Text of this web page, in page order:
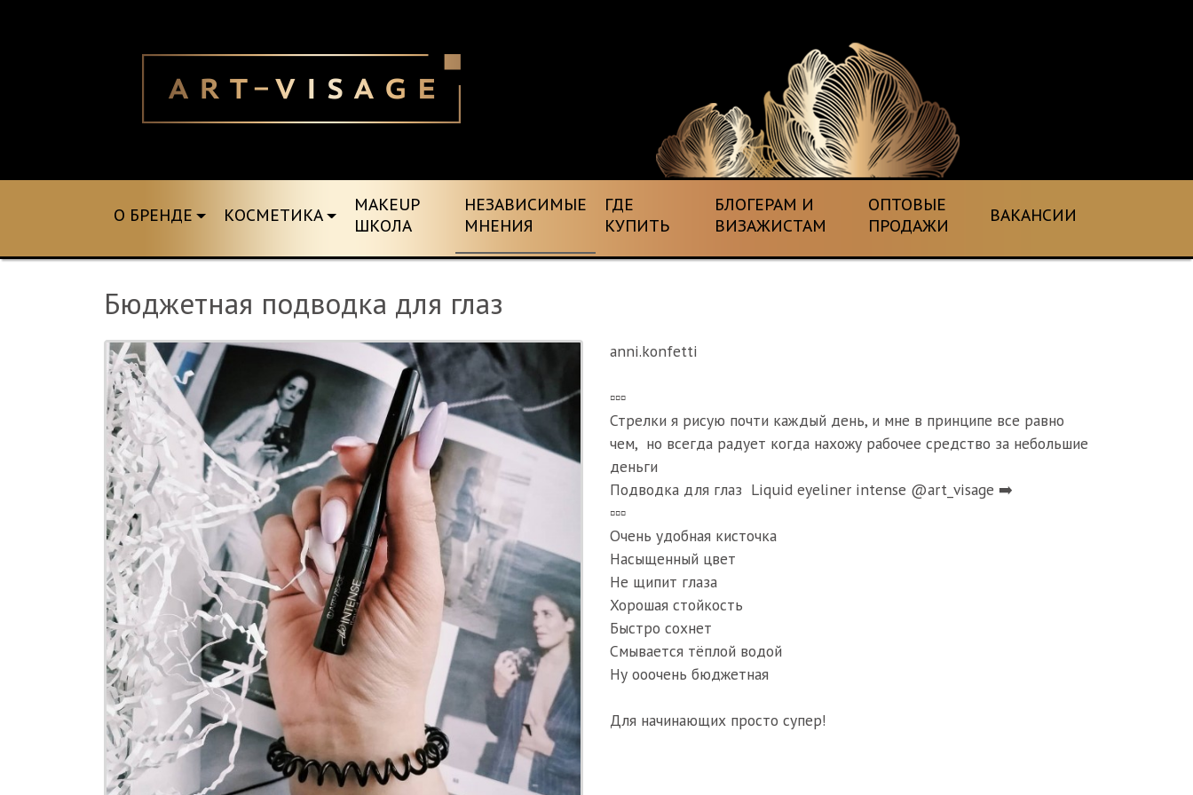
О БРЕНДЕ КОСМЕТИКА
MAKEUP
ШКОЛА
НЕЗАВИСИМЫЕ
МНЕНИЯ
ГДЕ
КУПИТЬ
БЛОГЕРАМ И
ВИЗАЖИСТАМ
ОПТОВЫЕ
ПРОДАЖИ
ВАКАНСИИ
Бюджетная подводка для глаз
anni.konfetti
▫️▫️▫️
Стрелки я рисую почти каждый день, и мне в принципе все равно
чем, но всегда радует когда нахожу рабочее средство за небольшие
деньги
Подводка для глаз Liquid eyeliner intense @art_visage ➡️
▫️▫️▫️
Очень удобная кисточка
Насыщенный цвет
Не щипит глаза
Хорошая стойкость
Быстро сохнет
Смывается тёплой водой
Ну ооочень бюджетная
Для начинающих просто супер!